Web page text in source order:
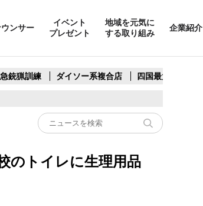
ンサー
イベント
プレゼント
地域を元気に
する取り組み
企業紹介
銃猟訓練 ダイソー系複合店 四国最大スリコ
のトイレに生理用品